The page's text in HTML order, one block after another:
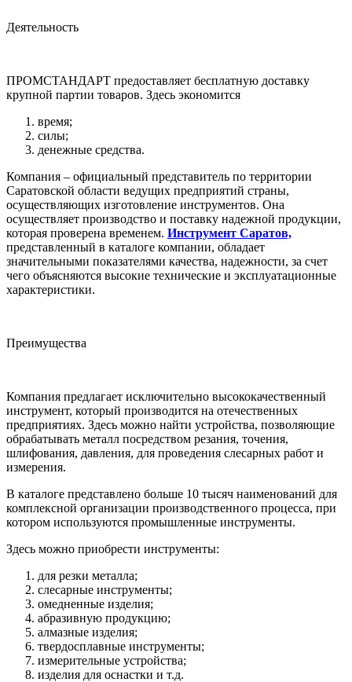
Деятельность
ПРОМСТАНДАРТ предоставляет бесплатную доставку
крупной партии товаров. Здесь экономится
время;
силы;
денежные средства.
Компания – официальный представитель по территории
Саратовской области ведущих предприятий страны,
осуществляющих изготовление инструментов. Она
осуществляет производство и поставку надежной продукции,
которая проверена временем. Инструмент Саратов,
представленный в каталоге компании, обладает
значительными показателями качества, надежности, за счет
чего объясняются высокие технические и эксплуатационные
характеристики.
Преимущества
Компания предлагает исключительно высококачественный
инструмент, который производится на отечественных
предприятиях. Здесь можно найти устройства, позволяющие
обрабатывать металл посредством резания, точения,
шлифования, давления, для проведения слесарных работ и
измерения.
В каталоге представлено больше 10 тысяч наименований для
комплексной организации производственного процесса, при
котором используются промышленные инструменты.
Здесь можно приобрести инструменты:
для резки металла;
слесарные инструменты;
омедненные изделия;
абразивную продукцию;
алмазные изделия;
твердосплавные инструменты;
измерительные устройства;
изделия для оснастки и т.д.